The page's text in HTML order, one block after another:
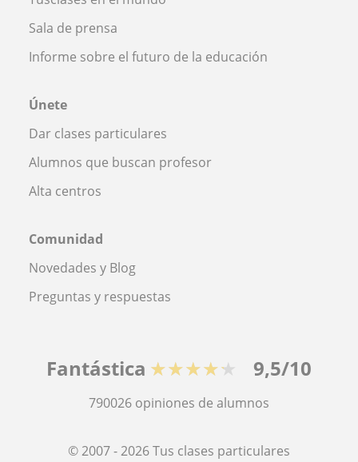
Sala de prensa
Informe sobre el futuro de la educación
Únete
Dar clases particulares
Alumnos que buscan profesor
Alta centros
Comunidad
Novedades y Blog
Preguntas y respuestas
Fantástica ★★★★★ 9,5/10
790026 opiniones de alumnos
© 2007 - 2026 Tus clases particulares